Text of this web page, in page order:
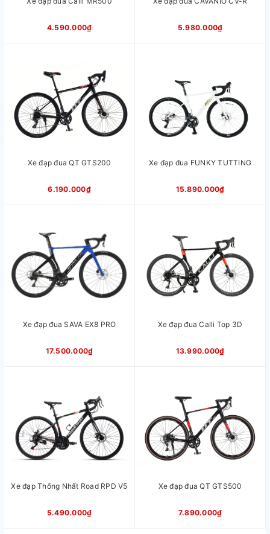
4.590.000₫ 5.980.000₫
Xe đạp đua QT GTS200
6.190.000₫
Xe đạp đua FUNKY TUTTING
15.890.000₫
Xe đạp đua SAVA EX8 PRO
17.500.000₫
Xe đạp đua Calli Top 3D
13.990.000₫
Xe đạp Thống Nhất Road RPD V5
5.490.000₫
Xe đạp đua QT GTS500
7.890.000₫